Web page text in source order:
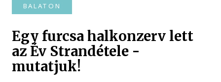
BALATON
Egy furcsa halkonzerv lett
az Év Strandétele -
mutatjuk!